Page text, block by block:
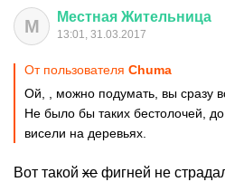
М Местная Жительница
13:01, 31.03.2017
От пользователя Chuma
Ой, , можно подумать, вы сразу
Не было бы таких бестолочей,
висели на деревьях.
Вот такой хе фигней не